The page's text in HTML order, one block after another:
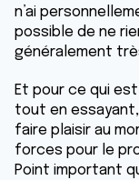
n’ai
possible de ne
généralement
Et pour ce qui
tout en
faire plaisir au
forces pour le
Point important